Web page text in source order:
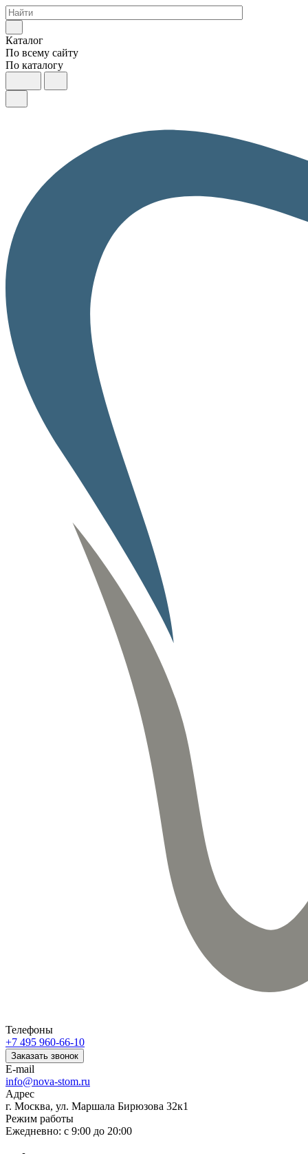
Каталог
По всему сайту
По каталогу
Телефоны
+7 495 960-66-10
Заказать звонок
E-mail
info@nova-stom.ru
Адрес
г. Москва, ул. Маршала Бирюзова 32к1
Режим работы
Ежедневно: с 9:00 до 20:00